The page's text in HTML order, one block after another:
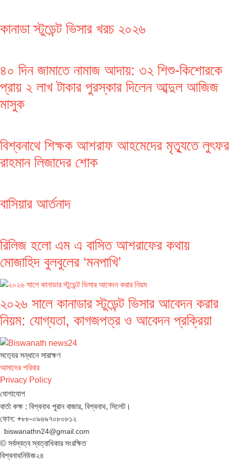
কানাডা স্টুডেন্ট ভিসার খরচ ২০২৬
৪০ দিন জামাতে নামাজ আদায়: ৩২ শিশু-কিশোরকে
প্রায় ২ লাখ টাকার পুরস্কার দিলেন আব্দুল আজিজ
মাসুক
বিশ্বনাথে শিক্ষক আশরাফ আহমেদের মৃত্যুতে লুৎফর
রাহমান লিজাদের শোক
বাসিয়ার আর্তনাদ
রিলিজ হলো এম এ বাসিত আশরাফের কথায়
মোজাহিদ বুলবুলের ‘মনপাখি’
২০২৬ সালে কানাডার স্টুডেন্ট ভিসার আবেদন করার
নিয়ম: যোগ্যতা, কাগজপত্র ও আবেদন প্রক্রিয়া
সত‌্যের সন্ধানে সারাক্ষণ
আমাদের পরিবার
Privacy Policy
যোগাযোগ
বার্তা কক্ষ : বিশ্বনাথ পুরান বাজার, বিশ্বনাথ, সিলেট।
ফোন: +৮৮-০৯৬৯৭০৮০৮১২
biswanathn24@gmail.com
© সর্বস্বত্ব স্বত্বাধিকার সংরক্ষিত
বিশ্বনাথনিউজ২৪